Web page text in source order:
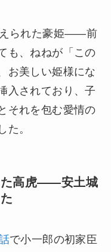
られた豪姫——前
も、ねねが「この
お美しい姫様にな
入されており、子
それを包む愛情の
た。
た高虎——安土城
で小一郎の初家臣